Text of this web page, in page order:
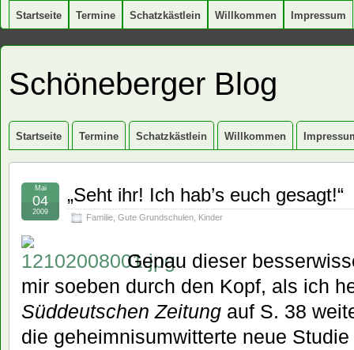
Startseite Termine Schatzkästlein Willkommen Impressum
Schöneberger Blog
Startseite Termine Schatzkästlein Willkommen
„Seht ihr! Ich hab’s euch gesagt!“
Familie Gute Grundschulen Kinder
Mai
04
2009
Genau dieser
mir soeben durch den Kopf, als ich
Süddeutschen Zeitung auf S. 38
die geheimnisumwitterte neue